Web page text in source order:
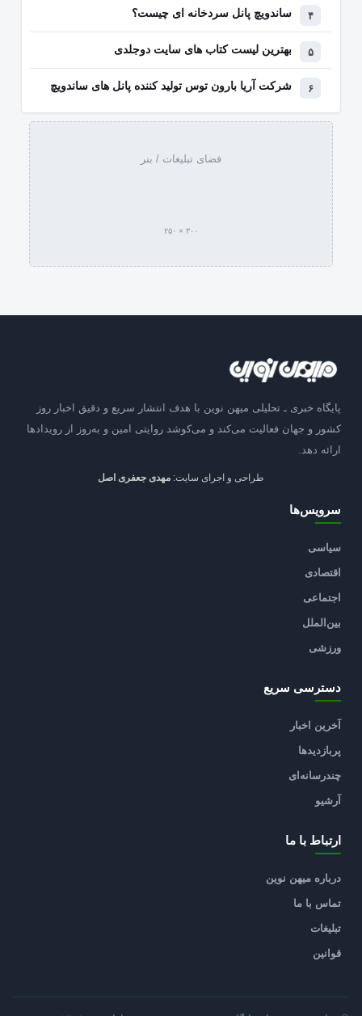
ساندویچ پانل سردخانه ای چیست؟
بهترین لیست کتاب‌ های سایت دوجلدی
شرکت آریا بارون توس تولید کننده پانل های ساندویچ
فضای تبلیغات / بنر
۳۰۰ × ۲۵۰
پایگاه خبری ـ تحلیلی میهن نوین با هدف انتشار سریع و دقیق اخبار روز
کشور و جهان فعالیت می‌کند و می‌کوشد روایتی امین و به‌روز از رویدادها
ارائه دهد.
طراحی و اجرای سایت: مهدی جعفری اصل
سرویس‌ها
سیاسی
اقتصادی
اجتماعی
بین‌الملل
ورزشی
دسترسی سریع
آخرین اخبار
پربازدیدها
چندرسانه‌ای
آرشیو
ارتباط با ما
درباره میهن نوین
تماس با ما
تبلیغات
قوانین